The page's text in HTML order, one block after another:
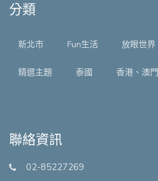
分類
新北市 Fun生活 放眼世界
精選主題 泰國 香港、澳門
聯絡資訊
02-85227269